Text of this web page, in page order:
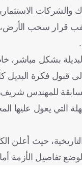
قرار سحب
بشكل
قبول فكرة البديل
للمهندس شريف
التي يعول
حيث أعلن
تفاصيل الأزمة